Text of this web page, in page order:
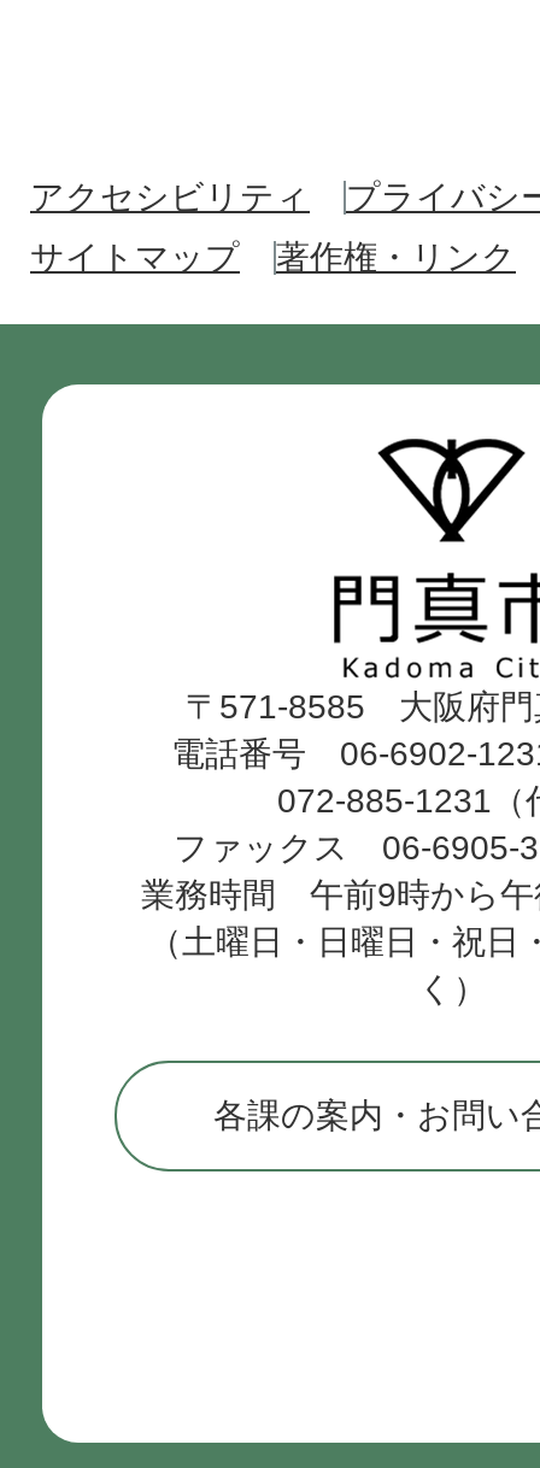
アクセシビリティ
プライバシ
サイトマップ
著作権・リンク
市
Kadoma
City
〒571-8585 大阪府門
電話番号 06-6902-
072-885-1231（
ファックス 06-6905-
業務時間 午前9時から午
（土曜日・日曜日・祝日
く）
各課の案内・お問い